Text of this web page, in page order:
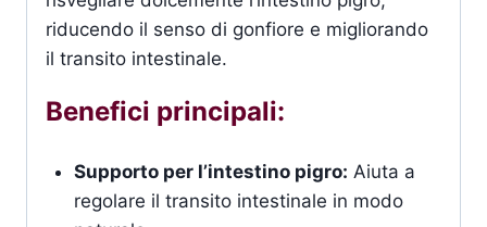
riducendo il senso di gonfiore e migliorando
il transito intestinale.
Benefici principali:
Supporto per l’intestino pigro: Aiuta a
regolare il transito intestinale in modo